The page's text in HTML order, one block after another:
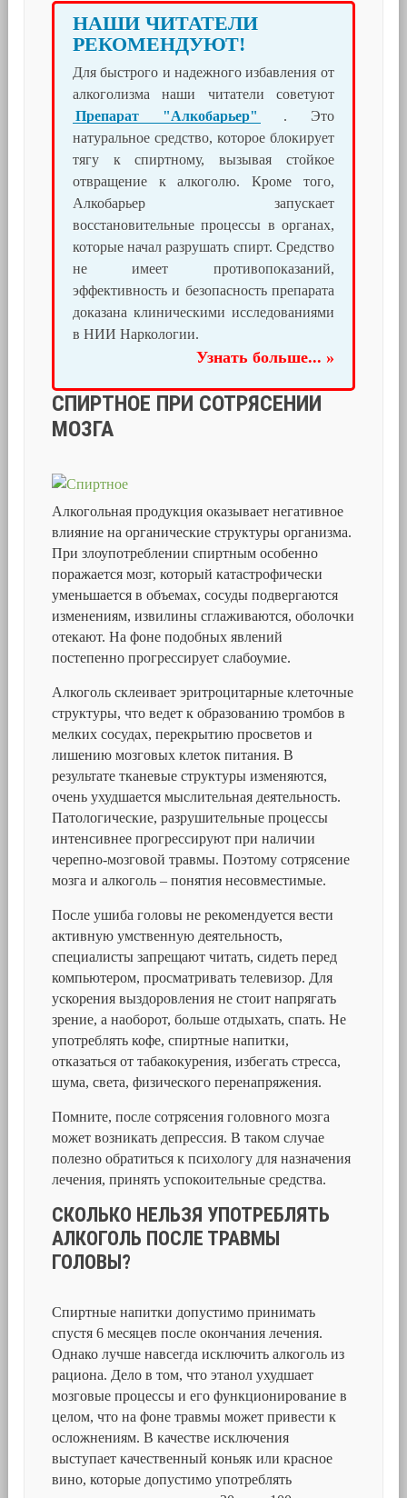
НАШИ ЧИТАТЕЛИ
РЕКОМЕНДУЮТ!
Для быстрого и надежного избавления от
алкоголизма наши читатели советуют
Препарат "Алкобарьер"
. Это
натуральное средство, которое блокирует
тягу к спиртному, вызывая стойкое
отвращение к алкоголю. Кроме того,
Алкобарьер запускает
восстановительные процессы в органах,
которые начал разрушать спирт. Средство
не имеет противопоказаний,
эффективность и безопасность препарата
доказана клиническими исследованиями
в НИИ Наркологии.
Узнать больше... »
СПИРТНОЕ ПРИ СОТРЯСЕНИИ
МОЗГА
Алкогольная продукция оказывает негативное
влияние на органические структуры организма.
При злоупотреблении спиртным особенно
поражается мозг, который катастрофически
уменьшается в объемах, сосуды подвергаются
изменениям, извилины сглаживаются, оболочки
отекают. На фоне подобных явлений
постепенно прогрессирует слабоумие.
Алкоголь склеивает эритроцитарные клеточные
структуры, что ведет к образованию тромбов в
мелких сосудах, перекрытию просветов и
лишению мозговых клеток питания. В
результате тканевые структуры изменяются,
очень ухудшается мыслительная деятельность.
Патологические, разрушительные процессы
интенсивнее прогрессируют при наличии
черепно-мозговой травмы. Поэтому сотрясение
мозга и алкоголь – понятия несовместимые.
После ушиба головы не рекомендуется вести
активную умственную деятельность,
специалисты запрещают читать, сидеть перед
компьютером, просматривать телевизор. Для
ускорения выздоровления не стоит напрягать
зрение, а наоборот, больше отдыхать, спать. Не
употреблять кофе, спиртные напитки,
отказаться от табакокурения, избегать стресса,
шума, света, физического перенапряжения.
Помните, после сотрясения головного мозга
может возникать депрессия. В таком случае
полезно обратиться к психологу для назначения
лечения, принять успокоительные средства.
СКОЛЬКО НЕЛЬЗЯ УПОТРЕБЛЯТЬ
АЛКОГОЛЬ ПОСЛЕ ТРАВМЫ
ГОЛОВЫ?
Спиртные напитки допустимо принимать
спустя 6 месяцев после окончания лечения.
Однако лучше навсегда исключить алкоголь из
рациона. Дело в том, что этанол ухудшает
мозговые процессы и его функционирование в
целом, что на фоне травмы может привести к
осложнениям. В качестве исключения
выступает качественный коньяк или красное
вино, которые допустимо употреблять